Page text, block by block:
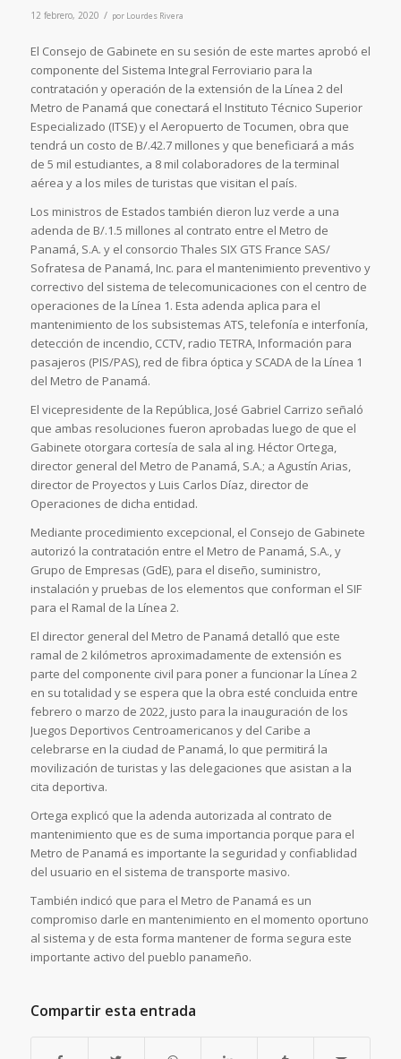
12 febrero, 2020 / por Lourdes Rivera
El Consejo de Gabinete en su sesión de este martes aprobó el
componente del Sistema Integral Ferroviario para la
contratación y operación de la extensión de la Línea 2 del
Metro de Panamá que conectará el Instituto Técnico Superior
Especializado (ITSE) y el Aeropuerto de Tocumen, obra que
tendrá un costo de B/.42.7 millones y que beneficiará a más
de 5 mil estudiantes, a 8 mil colaboradores de la terminal
aérea y a los miles de turistas que visitan el país.
Los ministros de Estados también dieron luz verde a una
adenda de B/.1.5 millones al contrato entre el Metro de
Panamá, S.A. y el consorcio Thales SIX GTS France SAS/
Sofratesa de Panamá, Inc. para el mantenimiento preventivo y
correctivo del sistema de telecomunicaciones con el centro de
operaciones de la Línea 1. Esta adenda aplica para el
mantenimiento de los subsistemas ATS, telefonía e interfonía,
detección de incendio, CCTV, radio TETRA, Información para
pasajeros (PIS/PAS), red de fibra óptica y SCADA de la Línea 1
del Metro de Panamá.
El vicepresidente de la República, José Gabriel Carrizo señaló
que ambas resoluciones fueron aprobadas luego de que el
Gabinete otorgara cortesía de sala al ing. Héctor Ortega,
director general del Metro de Panamá, S.A.; a Agustín Arias,
director de Proyectos y Luis Carlos Díaz, director de
Operaciones de dicha entidad.
Mediante procedimiento excepcional, el Consejo de Gabinete
autorizó la contratación entre el Metro de Panamá, S.A., y
Grupo de Empresas (GdE), para el diseño, suministro,
instalación y pruebas de los elementos que conforman el SIF
para el Ramal de la Línea 2.
El director general del Metro de Panamá detalló que este
ramal de 2 kilómetros aproximadamente de extensión es
parte del componente civil para poner a funcionar la Línea 2
en su totalidad y se espera que la obra esté concluida entre
febrero o marzo de 2022, justo para la inauguración de los
Juegos Deportivos Centroamericanos y del Caribe a
celebrarse en la ciudad de Panamá, lo que permitirá la
movilización de turistas y las delegaciones que asistan a la
cita deportiva.
Ortega explicó que la adenda autorizada al contrato de
mantenimiento que es de suma importancia porque para el
Metro de Panamá es importante la seguridad y confiablidad
del usuario en el sistema de transporte masivo.
También indicó que para el Metro de Panamá es un
compromiso darle en mantenimiento en el momento oportuno
al sistema y de esta forma mantener de forma segura este
importante activo del pueblo panameño.
Compartir esta entrada